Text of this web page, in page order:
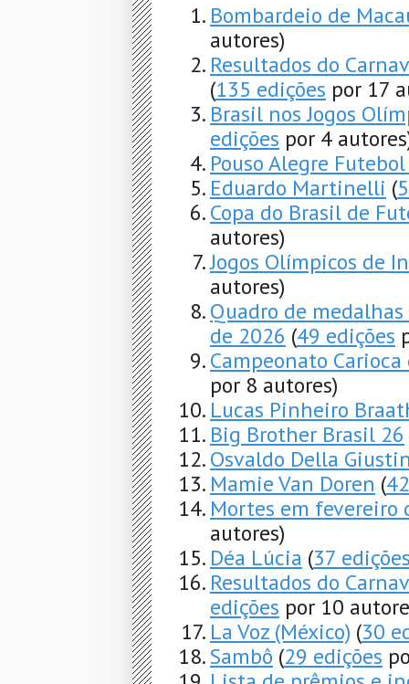
Bombardeio de
autores)
Resultados do
(135 edições por 17
Brasil nos Jogos
edições por 4
Pouso Alegre
Eduardo Martinelli (
Copa do Brasil de
autores)
Jogos Olímpicos de
autores)
Quadro de
de 2026 (49 edições
Campeonato
por 8 autores)
Lucas Pinheiro
Big Brother Brasil 26
Osvaldo Della
Mamie Van Doren (
Mortes em fevereiro
autores)
Déa Lúcia (37
Resultados do
edições por 10
La Voz (México) (30
Sambô (29 edições